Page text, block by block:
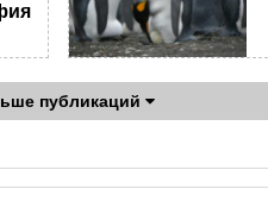
публикаций